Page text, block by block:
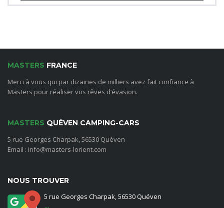
MASTERS FRANCE
Merci à vous qui par dizaines de milliers avez fait confiance à
Masters pour réaliser vos rêves d’évasion.
MASTERS QUÉVEN CAMPING-CARS
5 rue Georges Charpak, 56530 Quéven
Email : info@masters-lorient.com
NOUS TROUVER
5 rue Georges Charpak, 56530 Quéven